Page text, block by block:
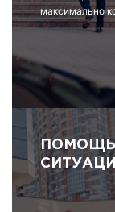
максимально